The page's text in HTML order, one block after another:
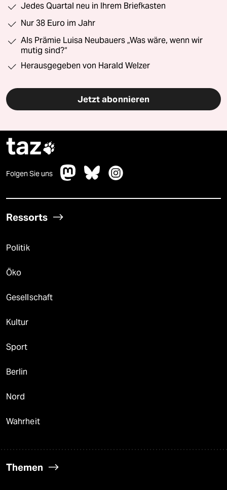
Jedes Quartal neu in Ihrem Briefkasten
Nur 38 Euro im Jahr
Als Prämie Luisa Neubauers „Was wäre, wenn wir
mutig sind?“
Herausgegeben von Harald Welzer
Jetzt abonnieren
taz
Folgen Sie uns
Ressorts
Politik
Öko
Gesellschaft
Kultur
Sport
Berlin
Nord
Wahrheit
Themen